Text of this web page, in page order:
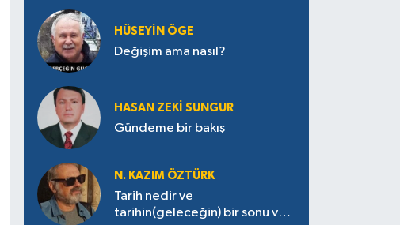
HÜSEYIN ÖGE
Değişim ama nasıl?
HASAN ZEKI SUNGUR
Gündeme bir bakış
N. KAZIM ÖZTÜRK
Tarih nedir ve
tarihin(geleceğin) bir sonu var